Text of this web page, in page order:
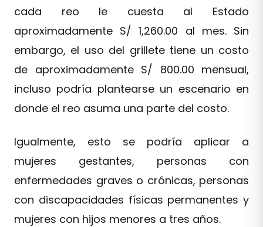
cada reo le cuesta al Estado
aproximadamente S/ 1,260.00 al mes. Sin
embargo, el uso del grillete tiene un costo
de aproximadamente S/ 800.00 mensual,
incluso podría plantearse un escenario en
donde el reo asuma una parte del costo.
Igualmente, esto se podría aplicar a
mujeres gestantes, personas con
enfermedades graves o crónicas, personas
con discapacidades físicas permanentes y
mujeres con hijos menores a tres años.